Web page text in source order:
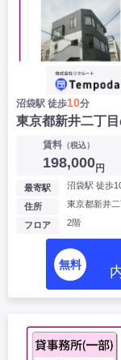
沼袋駅 徒歩10分
東京都新井二丁
賃料（税込）
198,000円
最寄駅 沼袋駅 徒歩
住所 東京都新井二
フロア 2階
無料